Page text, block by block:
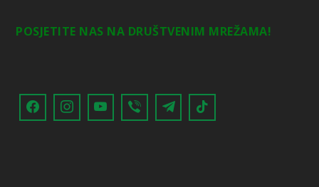
POSJETITE NAS NA DRUŠTVENIM MREŽAMA!